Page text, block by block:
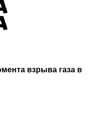
взрыва газа в